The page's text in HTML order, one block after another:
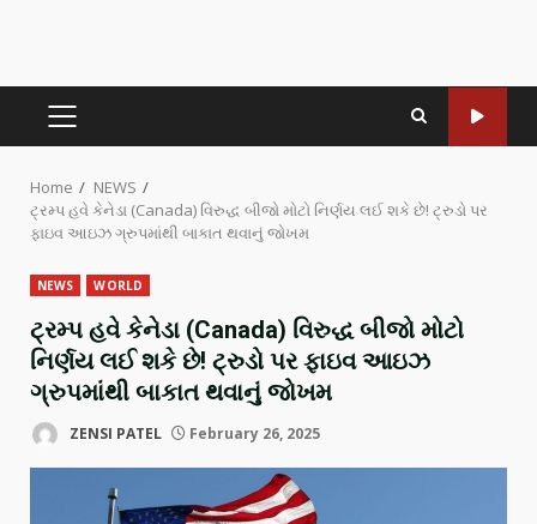
Home
NEWS
ટ્રમ્પ હવે કેનેડા (Canada) વિરુદ્ધ બીજો મોટો નિર્ણય લઈ શકે છે! ટ્રુડો પર
ફાઇવ આઇઝ ગ્રુપમાંથી બાકાત થવાનું જોખમ
NEWS WORLD
ટ્રમ્પ હવે કેનેડા (Canada) વિરુદ્ધ બીજો મોટો
નિર્ણય લઈ શકે છે! ટ્રુડો પર ફાઇવ આઇઝ
ગ્રુપમાંથી બાકાત થવાનું જોખમ
ZENSI PATEL February 26, 2025